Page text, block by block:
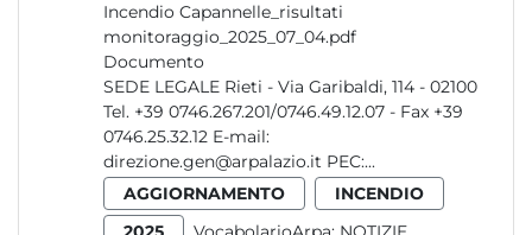
Incendio Capannelle_risultati
monitoraggio_2025_07_04.pdf
Documento
SEDE LEGALE Rieti - Via Garibaldi, 114 - 02100
Tel. +39 0746.267.201/0746.49.12.07 - Fax +39
0746.25.32.12 E-mail:
direzione.gen@arpalazio.it PEC:...
AGGIORNAMENTO
INCENDIO